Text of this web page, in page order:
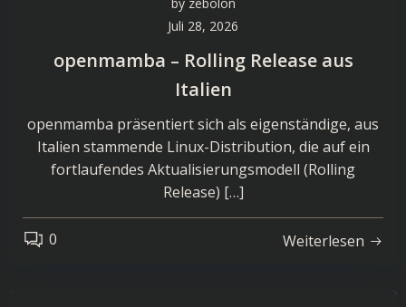
Juli 28, 2026
openmamba – Rolling Release aus
Italien
openmamba präsentiert sich als eigenständige, aus
Italien stammende Linux-Distribution, die auf ein
fortlaufendes Aktualisierungsmodell (Rolling
Release) […]
0 Weiterlesen